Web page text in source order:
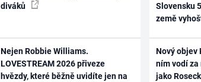
diváků
Nejen Robbie Williams.
LOVESTREAM 2026 přiveze
hvězdy, které běžně uvidíte jen na
Slovensku
země
Nový objev
ním vodí
jako